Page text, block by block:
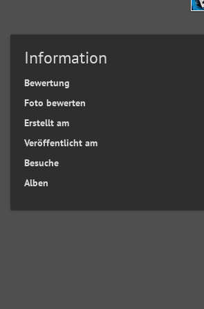
Information
Bewertung
Foto bewerten
Erstellt am
Veröffentlicht am
Besuche
Alben